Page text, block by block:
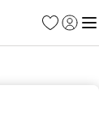
Favoritos
Iniciar